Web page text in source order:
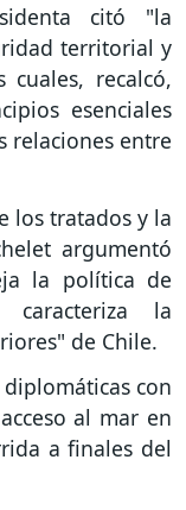
citó "la
territorial y
cuales, recalcó,
esenciales
relaciones entre
los tratados y la
argumentó
la política de
caracteriza la
de Chile.
con
al mar en
a finales del